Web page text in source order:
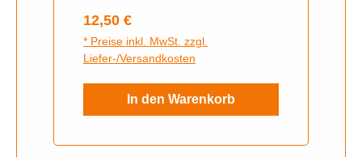
Regulärer Preis:
12,50 €
* Preise inkl. MwSt. zzgl.
Liefer-/Versandkosten
In den Warenkorb